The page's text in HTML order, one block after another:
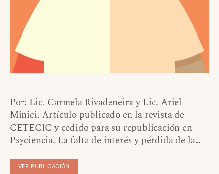
Por: Lic. Carmela Rivadeneira y Lic. Ariel
Minici. Artículo publicado en la revista de
CETECIC y cedido para su republicación en
Psyciencia. La falta de interés y pérdida de la…
VER PUBLICACIÓN